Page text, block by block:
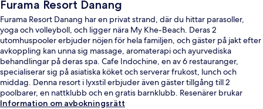
Furama Resort Danang
Furama Resort Danang har en privat strand, där du hittar parasoller,
yoga och volleyboll, och ligger nära My Khe-Beach. Deras 2
utomhuspooler erbjuder nöjen för hela familjen, och gäster på jakt efter
avkoppling kan unna sig massage, aromaterapi och ayurvediska
behandlingar på deras spa. Cafe Indochine, en av 6 restauranger,
specialiserar sig på asiatiska köket och serverar frukost, lunch och
middag. Denna resort i lyxstil erbjuder även gäster tillgång till 2
poolbarer, en nattklubb och en gratis barnklubb. Resenärer brukar
uppskatta den hjälpsamma personalen och den generella standarden.
Information om avbokningsrätt